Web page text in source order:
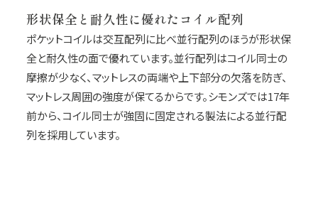
形状保全と耐久性に優れたコイル配列
ポケットコイルは交互配列に比べ並行配列のほうが形状保
全と耐久性の面で優れています。並行配列はコイル同士の
摩擦が少なく、マットレスの両端や上下部分の欠落を防ぎ、
マットレス周囲の強度が保てるからです。シモンズでは17年
前から、コイル同士が強固に固定される製法による並行配
列を採用しています。